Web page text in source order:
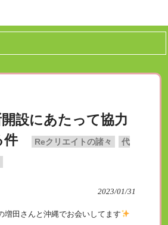
設にあたって協力
件
Reクリエイトの諸々 代
2023/01/31
増田さんと沖縄でお会いしてます